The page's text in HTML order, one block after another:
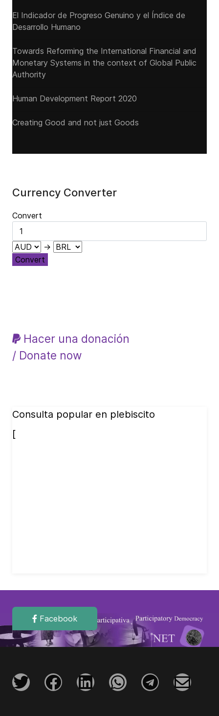
El Indicador de Progreso Genuino y el Índice de
Desarrollo Humano
Towards Reforming the International Financial and
Monetary Systems in the context of Global Public
Authority
Human Development Report 2020
Creating Good and not just Goods
Currency Converter
Convert
→
Convert
Hacer una donación
/ Donate now
Consulta popular en plebiscito
[
Facebook